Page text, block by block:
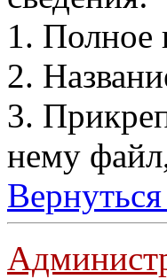
1. Полное
2.
3.
нему